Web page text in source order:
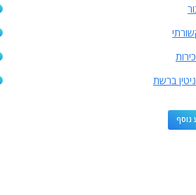
ברשת
נוסף